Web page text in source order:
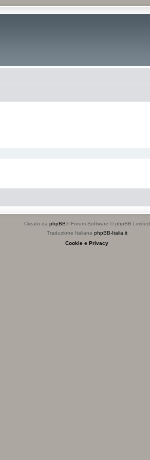
Creato da phpBB® Forum Software © phpBB Limited
Traduzione Italiana phpBB-Italia.it
Cookie e Privacy